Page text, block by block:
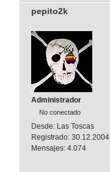
pepito2k
Administrador
No conectado
Desde: Las Toscas
Registrado: 30.12.2004
Mensajes: 4.074